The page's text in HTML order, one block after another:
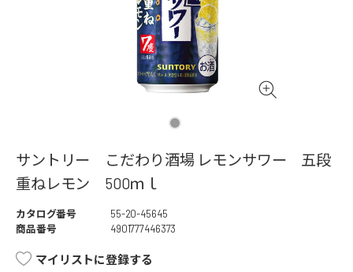
サントリー こだわり酒場 レモンサワー 五段
重ねレモン 500ｍｌ
カタログ番号
55-20-45645
商品番号
4901777446373
マイリストに登録する